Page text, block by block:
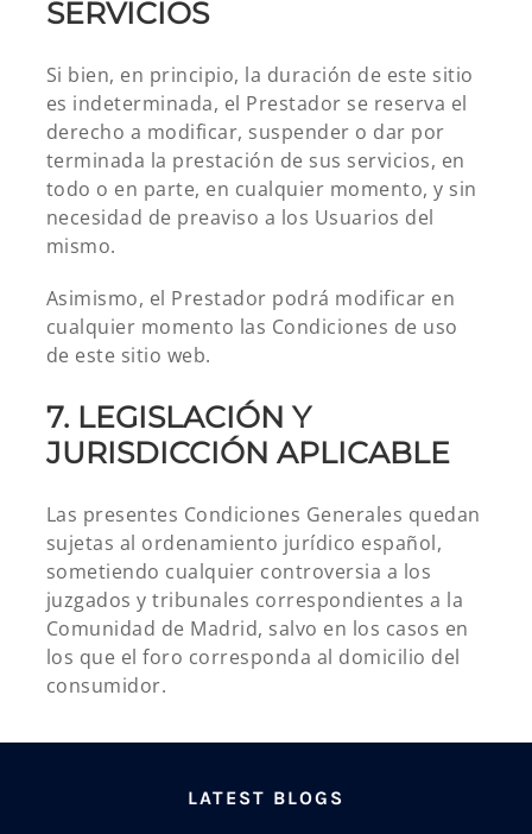
SERVICIOS
Si bien, en principio, la duración de este sitio
es indeterminada, el Prestador se reserva el
derecho a modificar, suspender o dar por
terminada la prestación de sus servicios, en
todo o en parte, en cualquier momento, y sin
necesidad de preaviso a los Usuarios del
mismo.
Asimismo, el Prestador podrá modificar en
cualquier momento las Condiciones de uso
de este sitio web.
7. LEGISLACIÓN Y
JURISDICCIÓN APLICABLE
Las presentes Condiciones Generales quedan
sujetas al ordenamiento jurídico español,
sometiendo cualquier controversia a los
juzgados y tribunales correspondientes a la
Comunidad de Madrid, salvo en los casos en
los que el foro corresponda al domicilio del
consumidor.
LATEST BLOGS